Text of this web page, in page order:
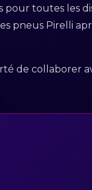
toutes les
pneus Pirelli
de collaborer